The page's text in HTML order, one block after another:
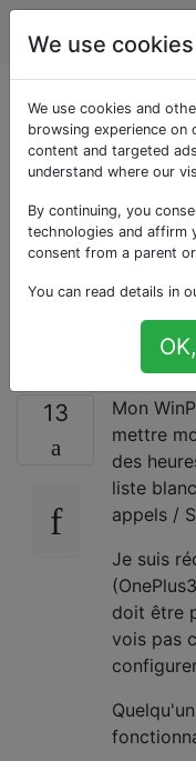
lorsque
est en
13
Mon
mettre
des
liste
appels /
Je suis
doit être
vois pas
We use cookies
We use cookies and
browsing experience on
content and targeted
understand where our
By continuing, you
technologies and affirm
consent from a parent
You can read details in